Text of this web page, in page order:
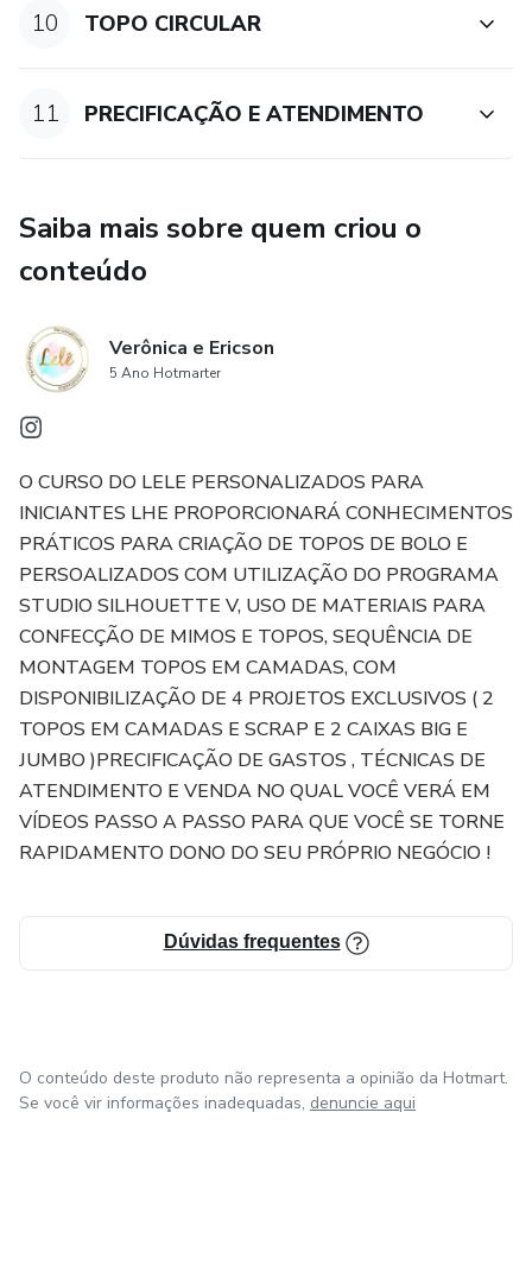
10 TOPO CIRCULAR
11 PRECIFICAÇÃO E ATENDIMENTO
Saiba mais sobre quem criou o
conteúdo
Verônica e Ericson
5 Ano Hotmarter
O CURSO DO LELE PERSONALIZADOS PARA
INICIANTES LHE PROPORCIONARÁ CONHECIMENTOS
PRÁTICOS PARA CRIAÇÃO DE TOPOS DE BOLO E
PERSOALIZADOS COM UTILIZAÇÃO DO PROGRAMA
STUDIO SILHOUETTE V, USO DE MATERIAIS PARA
CONFECÇÃO DE MIMOS E TOPOS, SEQUÊNCIA DE
MONTAGEM TOPOS EM CAMADAS, COM
DISPONIBILIZAÇÃO DE 4 PROJETOS EXCLUSIVOS ( 2
TOPOS EM CAMADAS E SCRAP E 2 CAIXAS BIG E
JUMBO )PRECIFICAÇÃO DE GASTOS , TÉCNICAS DE
ATENDIMENTO E VENDA NO QUAL VOCÊ VERÁ EM
VÍDEOS PASSO A PASSO PARA QUE VOCÊ SE TORNE
RAPIDAMENTO DONO DO SEU PRÓPRIO NEGÓCIO !
Dúvidas frequentes
O conteúdo deste produto não representa a opinião da Hotmart.
Se você vir informações inadequadas, denuncie aqui